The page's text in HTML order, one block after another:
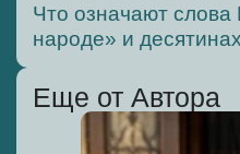
Что означают
народе» и
Еще от Автора